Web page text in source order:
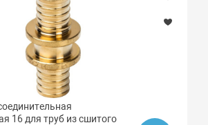
16 для труб из сшитого